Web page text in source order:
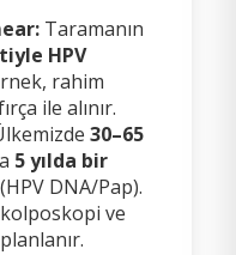
Taramanın
HPV
rahim
ile alınır.
30–65
5 yılda bir
DNA/Pap).
ve